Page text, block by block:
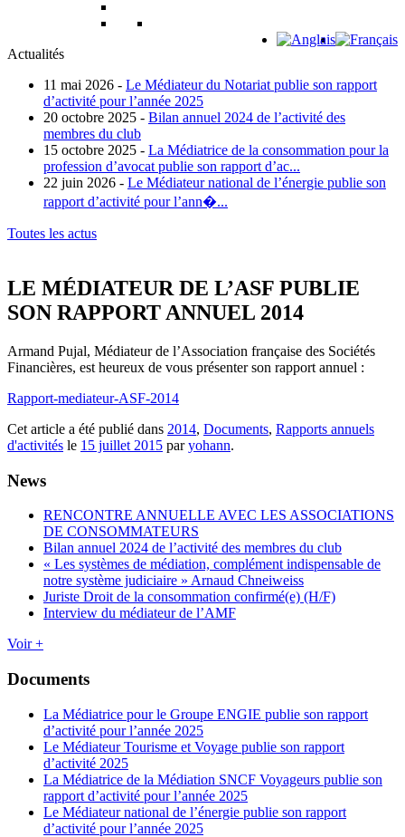
Actualités
11 mai 2026 - Le Médiateur du Notariat publie son rapport
d’activité pour l’année 2025
20 octobre 2025 - Bilan annuel 2024 de l’activité des
membres du club
15 octobre 2025 - La Médiatrice de la consommation pour la
profession d’avocat publie son rapport d’ac...
22 juin 2026 - Le Médiateur national de l’énergie publie son
rapport d’activité pour l’ann�...
Toutes les actus
LE MÉDIATEUR DE L’ASF PUBLIE
SON RAPPORT ANNUEL 2014
Armand Pujal, Médiateur de l’Association française des Sociétés
Financières, est heureux de vous présenter son rapport annuel :
Rapport-mediateur-ASF-2014
Cet article a été publié dans 2014, Documents, Rapports annuels
d'activités le 15 juillet 2015 paryohann.
News
RENCONTRE ANNUELLE AVEC LES ASSOCIATIONS
DE CONSOMMATEURS
Bilan annuel 2024 de l’activité des membres du club
« Les systèmes de médiation, complément indispensable de
notre système judiciaire » Arnaud Chneiweiss
Juriste Droit de la consommation confirmé(e) (H/F)
Interview du médiateur de l’AMF
Voir +
Documents
La Médiatrice pour le Groupe ENGIE publie son rapport
d’activité pour l’année 2025
Le Médiateur Tourisme et Voyage publie son rapport
d’activité 2025
La Médiatrice de la Médiation SNCF Voyageurs publie son
rapport d’activité pour l’année 2025
Le Médiateur national de l’énergie publie son rapport
d’activité pour l’année 2025